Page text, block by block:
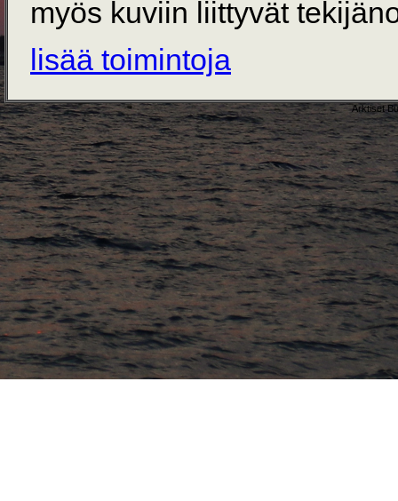
myös kuviin liittyvät
lisää toimintoja
Arktiset